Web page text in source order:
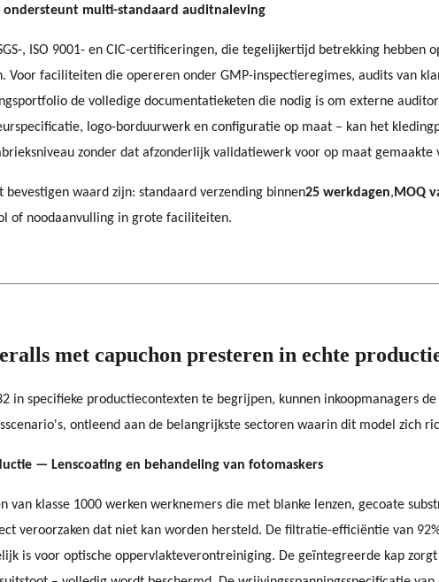
multi-standaard auditnaleving
, ISO 9001- en CIC-certificeringen, die tegelijkertijd betrekking
Voor faciliteiten die opereren onder GMP-inspectieregimes, audits van
de volledige documentatieketen die nodig is om externe
logo-borduurwerk en configuratie op maat – kan het
zonder dat afzonderlijk validatiewerk voor op maat gemaakte
bevestigen waard zijn: standaard verzending binnen25 werkdagen, MOQ
of noodaanvulling in grote faciliteiten.
met capuchon presteren in echte
in specifieke productiecontexten te begrijpen, kunnen inkoopmanagers
ontleend aan de belangrijkste sectoren waarin dit model zich
— Lenscoating en behandeling van fotomaskers
van klasse 1000 werken werknemers die met blanke lenzen, gecoate
veroorzaken dat niet kan worden hersteld. De filtratie-efficiëntie van
is voor optische oppervlakteverontreiniging. De geïntegreerde kap